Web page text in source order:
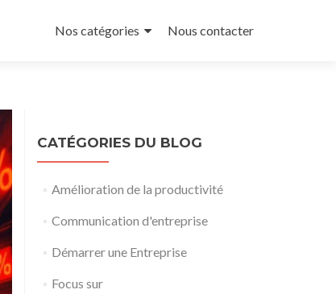
au
Nos catégories Nous contacter
CATÉGORIES DU BLOG
Amélioration de la productivité
Communication d'entreprise
Démarrer une Entreprise
Focus sur